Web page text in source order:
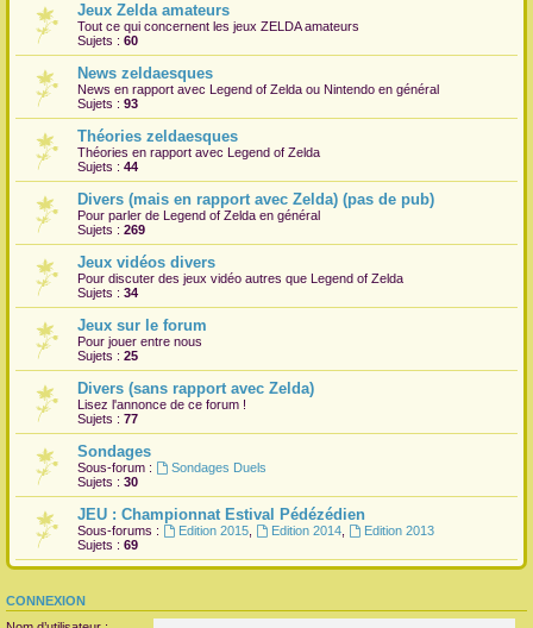
Jeux Zelda amateurs
Tout ce qui concernent les jeux ZELDA amateurs
Sujets : 60
News zeldaesques
News en rapport avec Legend of Zelda ou Nintendo en général
Sujets : 93
Théories zeldaesques
Théories en rapport avec Legend of Zelda
Sujets : 44
Divers (mais en rapport avec Zelda) (pas de pub)
Pour parler de Legend of Zelda en général
Sujets : 269
Jeux vidéos divers
Pour discuter des jeux vidéo autres que Legend of Zelda
Sujets : 34
Jeux sur le forum
Pour jouer entre nous
Sujets : 25
Divers (sans rapport avec Zelda)
Lisez l'annonce de ce forum !
Sujets : 77
Sondages
Sous-forum :
Sondages Duels
Sujets : 30
JEU : Championnat Estival Pédézédien
Sous-forums : Edition 2015, Edition 2014,
Edition 2013
Sujets : 69
CONNEXION